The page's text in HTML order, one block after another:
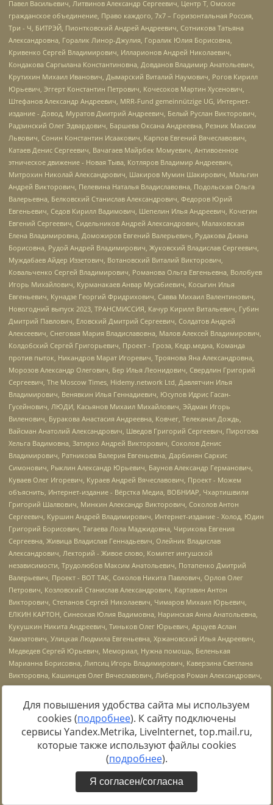
https://minjust.gov.ru/uploaded/files/reestr-
inostrannyih-agentov-22-03-2024.pdfданные на22.03.2024
Для повышения удобства сайта мы используем
cookies (подробнее). К сайту подключены
сервисы Yandex.Metrika, LiveInternet, top.mail.ru,
которые также используют файлы cookies
(подробнее).
Я согласен/согласна